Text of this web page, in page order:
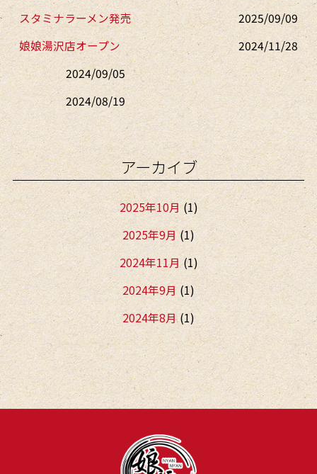
スタミナラーメン発売
2025/09/09
娘娘湯沢店オープン
2024/11/28
2024/09/05
2024/08/19
アーカイブ
2025年10月(1)
2025年9月(1)
2024年11月(1)
2024年9月(1)
2024年8月(1)
2024年5月(2)
2024年1月(2)
2023年12月 (1)
2023年1月(1)